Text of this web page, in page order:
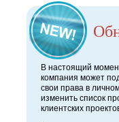
В настоящий
компания может
свои права в
изменить список
клиентских